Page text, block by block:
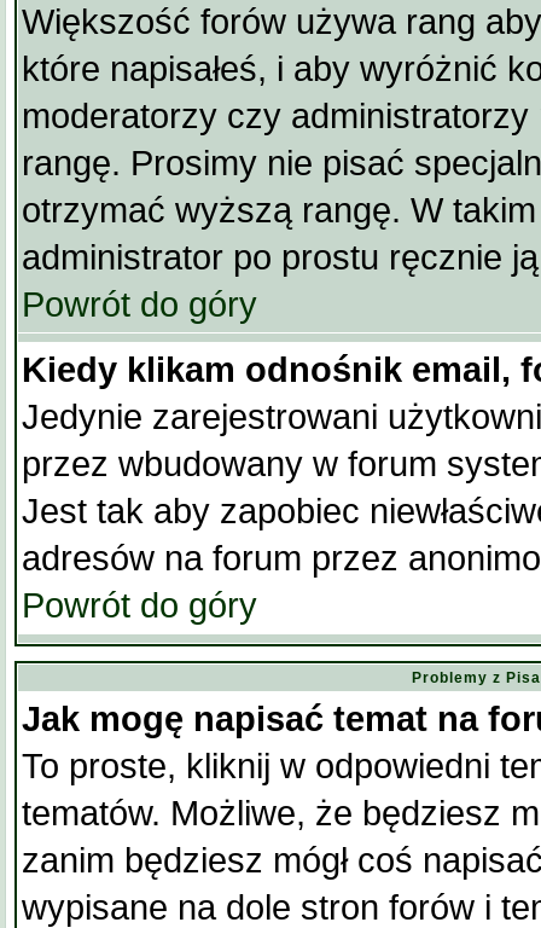
Większość forów używa rang
które napisałeś, i aby wyróżnić
moderatorzy czy
rangę. Prosimy nie pisać
otrzymać wyższą rangę. W
administrator po prostu ręcznie
Powrót do góry
Kiedy klikam odnośnik email,
Jedynie zarejestrowani
przez wbudowany w forum
Jest tak aby zapobiec
adresów na forum przez
Powrót do góry
Problemy z
Jak mogę napisać temat na
To proste, kliknij w odpowiedni
tematów. Możliwe, że będziesz
zanim będziesz mógł coś
wypisane na dole stron forów i